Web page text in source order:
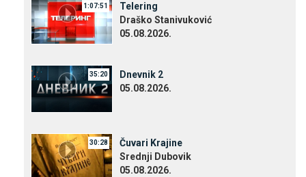
1:07:51
Telering
Draško Stanivuković
05.08.2026.
35:20
Dnevnik 2
05.08.2026.
30:28
Čuvari Krajine
Srednji Dubovik
05.08.2026.